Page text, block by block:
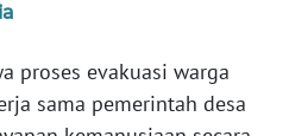
proses evakuasi warga
sama pemerintah desa